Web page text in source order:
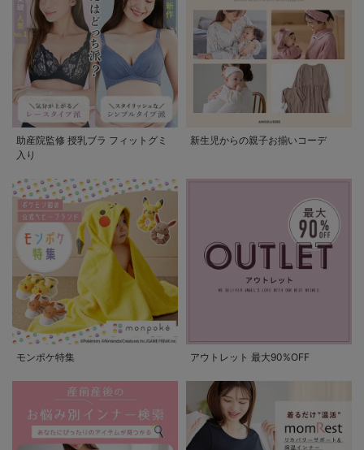
助産院監修 授乳ブラ フィットグミ
入り
新生児からの親子お揃いコーデ
モンポケ特集 アウトレット 最大90%OFF